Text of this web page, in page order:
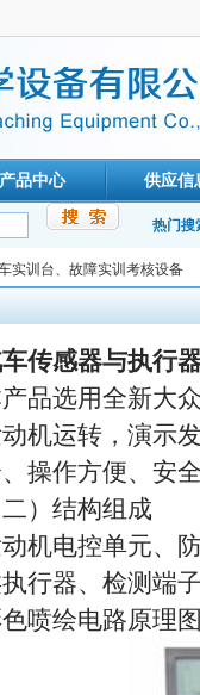
产品中心 供应信
热门搜
实训台、故障实训考核设备
传感器与执行
品选用全新大
机运转，演示
操作方便、安
二）结构组成
机电控单元、
行器、检测端
喷绘电路原理